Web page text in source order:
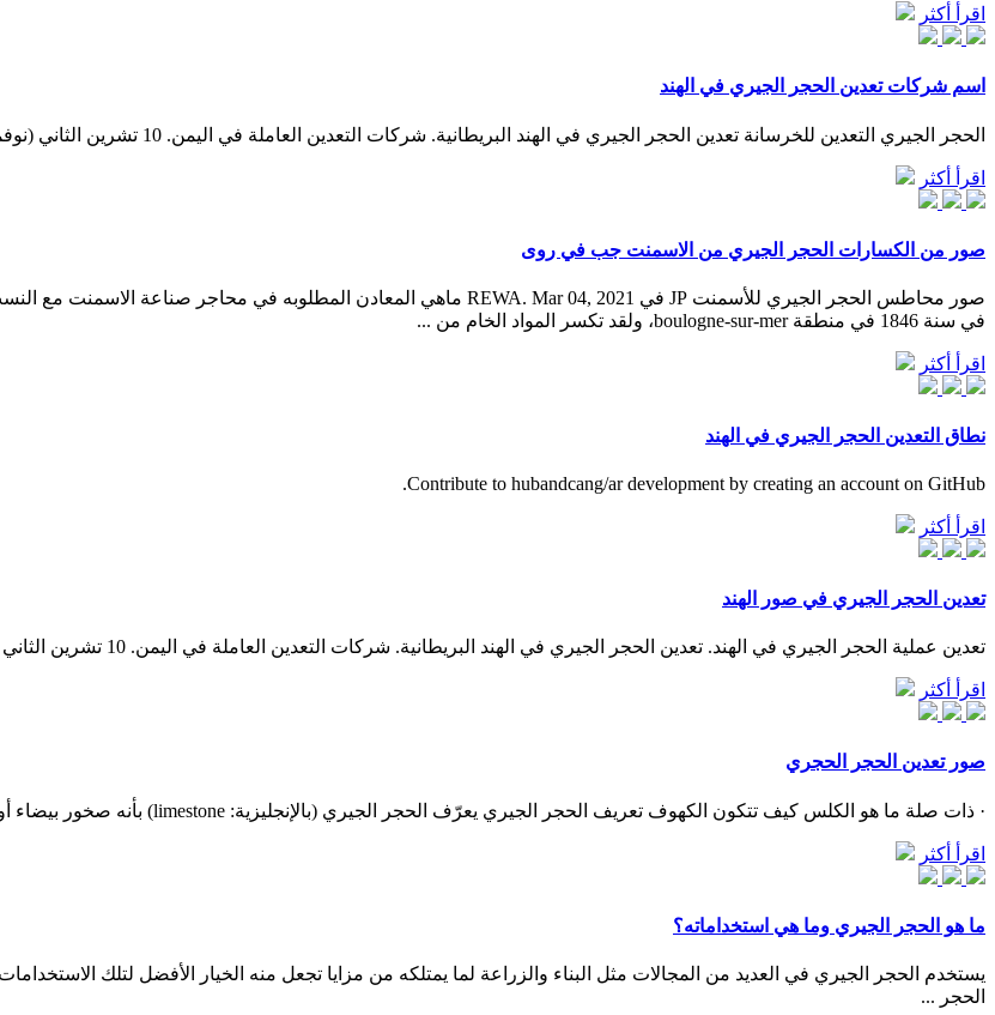
اقرأ أكثر
اسم شركات تعدين الحجر الجيري في الهند
الحجر الجيري التعدين للخرسانة تعدين الحجر الجيري في الهند البريطانية. شركات التعدين العاملة في اليمن. 10 تشرين الثاني (نوفمبر) 2010,, ...
اقرأ أكثر
صور من الكسارات الحجر الجيري من الاسمنت جب في روى
في سنة 1846 في منطقة boulogne-sur-mer، ولقد تكسر المواد الخام من ...
اقرأ أكثر
نطاق التعدين الحجر الجيري في الهند
Contribute to hubandcang/ar development by creating an account on GitHub.
اقرأ أكثر
تعدين الحجر الجيري في صور الهند
تعدين عملية الحجر الجيري في الهند. تعدين الحجر الجيري في الهند البريطانية. شركات التعدين العاملة في اليمن. 10 تشرين الثاني (نوفمبر) 2010,, في طور التطوير، وشركة أخرى تعمل في مجال تعدين الحجر ...
اقرأ أكثر
صور تعدين الحجر الحجري
· ذات صلة ما هو الكلس كيف تتكون الكهوف تعريف الحجر الجيري يعرّف الحجر الجيري (بالإنجليزية: limestone) بأنه صخور بيضاء أو رمادية اللون تستخدم في صناعات مواد البناء والإسمنت، وهو من الصخور ...
اقرأ أكثر
ما هو الحجر الجيري وما هي استخداماته؟
الحجر ...